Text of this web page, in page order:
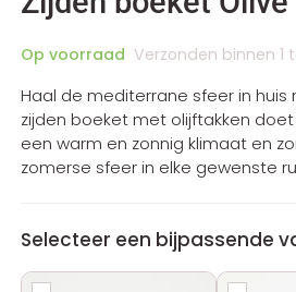
Op voorraad Verzonden binnen 1
Haal de mediterrane sfeer in huis
zijden boeket met olijftakken
een warm en zonnig klimaat en
zomerse sfeer in elke gewenste
Selecteer een bijpassende